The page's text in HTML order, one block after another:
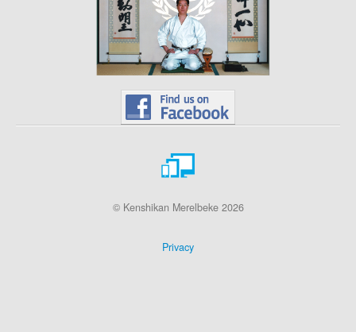
© Kenshikan Merelbeke 2026
Privacy